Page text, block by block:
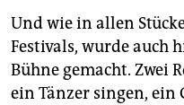
Und wie in allen
Festivals, wurde auch
Bühne gemacht. Zwei
ein Tänzer singen,